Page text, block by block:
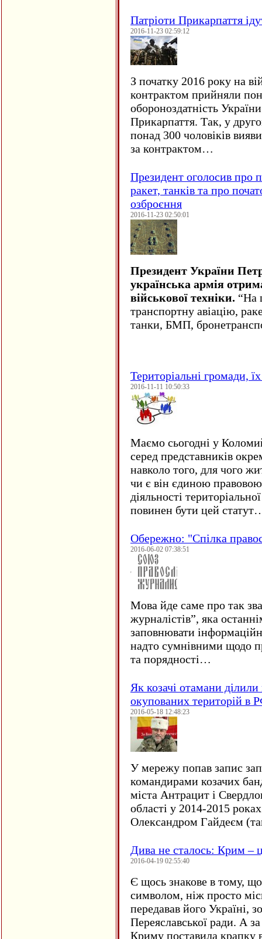
Патріоти Прикарпаття
2016-11-23 02:59:12
З початку 2016 року на
контрактом прийняли
обороноздатність
Прикарпаття. Так, у
понад 300 чоловіків
за контрактом…
Президент оголосив про
ракет, танків та про
озброєння
2016-11-23 02:50:01
Президент України
українська армія
військової техніки. “На
транспортну авіацію,
танки, БМП,
Територіальні громади,
2016-11-11 10:50:33
Маємо сьогодні у
серед представників
навколо того, для чого
чи є він єдиною
діяльності
повинен бути цей
Обережно: "Спілка
2016-06-02 07:38:51
Мова йде саме про так
журналістів”, яка
заповнювати
надто сумнівними щодо
та порядності…
Як козачі отамани
окупованих територій в
2016-05-18 12:48:23
У мережу попав запис
командирами козачих
міста Антрацит і
області у 2014-2015
Олександром Гайдеєм
Дива не сталось: Крим –
2016-04-19 02:55:40
Є щось знакове в тому, що
символом, ніж просто
передавав його Україні,
Переяславської ради. А
Криму поставила крапку